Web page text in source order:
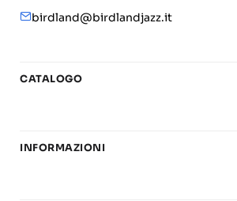
birdland@birdlandjazz.it
CATALOGO
Chitarra
INFORMAZIONI